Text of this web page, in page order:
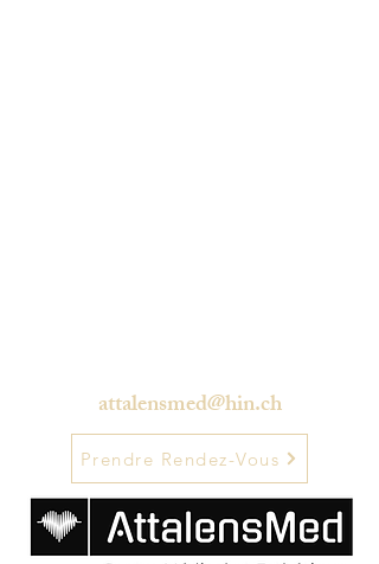
attalensmed@hin.ch
Prendre Rendez-Vous